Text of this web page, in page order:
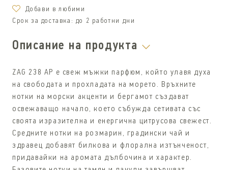
Добави в любими
Срок за доставка: до 2 работни дни
Описание на продукта
ZAG 238 AP e свеж мъжки парфюм, който улавя духа
на свободата и прохладата на морето. Връхните
нотки на морски акценти и бергамот създават
освежаващо начало, което събужда сетивата със
своята изразителна и енергична цитрусова свежест.
Средните нотки на розмарин, градински чай и
здравец добавят билкова и флорална изтънченост,
придавайки на аромата дълбочина и характер.